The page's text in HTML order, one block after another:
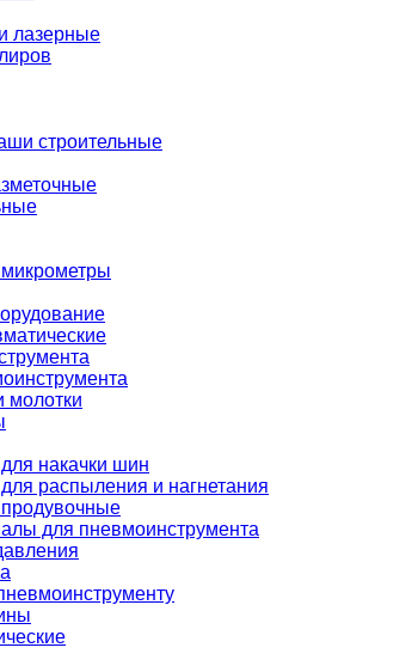
лазерные
строительные
молотки
накачки шин
распыления и нагнетания
для пневмоинструмента